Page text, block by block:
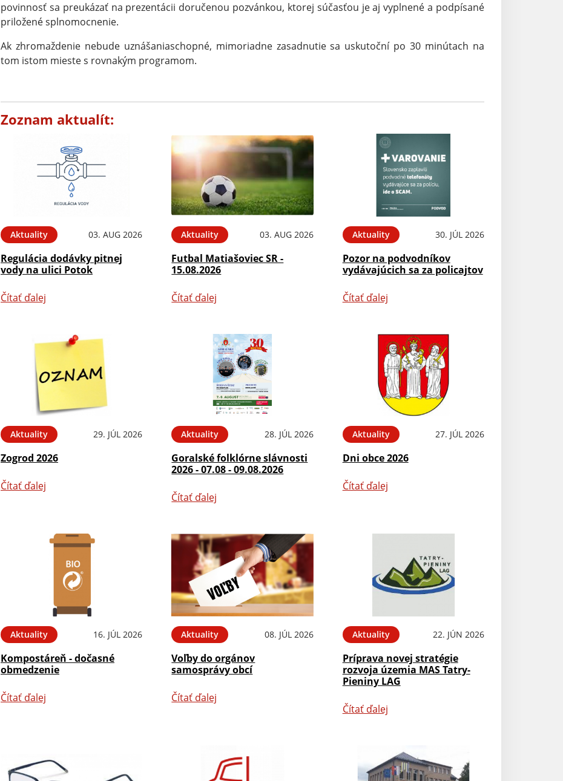
povinnosť sa preukázať na prezentácii doručenou pozvánkou, ktorej súčasťou je aj vyplnené a podpísané
priložené splnomocnenie.
Ak zhromaždenie nebude uznášaniaschopné, mimoriadne zasadnutie sa uskutoční po 30 minútach na
tom istom mieste s rovnakým programom.
Zoznam aktualít:
Aktuality 03. AUG 2026
Regulácia dodávky pitnej
vody na ulici Potok
Čítať ďalej
Aktuality 03. AUG 2026
Futbal Matiašoviec SR -
15.08.2026
Čítať ďalej
Aktuality 30. JÚL 2026
Pozor na podvodníkov
vydávajúcich sa za policajtov
Čítať ďalej
Aktuality 29. JÚL 2026
Zogrod 2026
Čítať ďalej
Aktuality 28. JÚL 2026
Goralské folklórne slávnosti
2026 - 07.08 - 09.08.2026
Čítať ďalej
Aktuality 27. JÚL 2026
Dni obce 2026
Čítať ďalej
Aktuality 16. JÚL 2026
Kompostáreň - dočasné
obmedzenie
Čítať ďalej
Aktuality 08. JÚL 2026
Voľby do orgánov
samosprávy obcí
Čítať ďalej
Aktuality 22. JÚN 2026
Príprava novej stratégie
rozvoja územia MAS Tatry-
Pieniny LAG
Čítať ďalej